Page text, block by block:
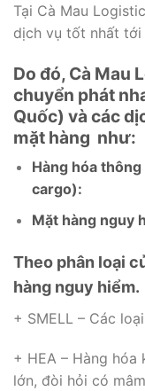
Tại Cà Mau
dịch vụ tốt nhất tới
Do đó, Cà Mau
chuyển phát
Quốc) và các
mặt hàng như:
Hàng hóa
cargo):
Mặt hàng nguy
Theo phân loại
hàng nguy hiểm.
+ SMELL – Các
+ HEA – Hàng
lớn, đòi hỏi có